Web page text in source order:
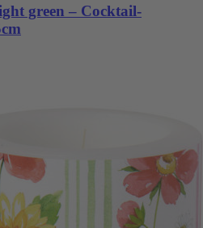
green – Cocktail-